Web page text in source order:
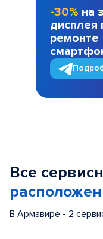
-30% на
дисплея
ремонте
Все
В Армавире - 2